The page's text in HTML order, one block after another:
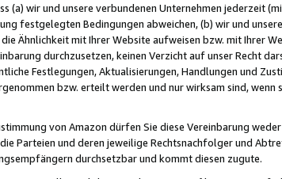
(a) wir und unsere verbundenen Unternehmen jederzeit
festgelegten Bedingungen abweichen, (b) wir und
Ähnlichkeit mit Ihrer Website aufweisen bzw. mit Ihrer
durchzusetzen, keinen Verzicht auf unser Recht
Festlegungen, Aktualisierungen, Handlungen und
bzw. erteilt werden und nur wirksam sind,
von Amazon dürfen Sie diese Vereinbarung
Parteien und deren jeweilige Rechtsnachfolger und
durchsetzbar und kommt diesen zugute.